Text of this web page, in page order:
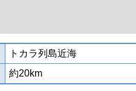
トカラ列島近海
約20km